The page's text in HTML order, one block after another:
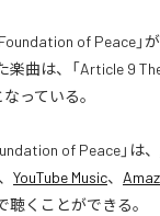
of Peace」
曲は、「Article 9
っている。
of Peace」は、
、 YouTube Music、
くことができる。